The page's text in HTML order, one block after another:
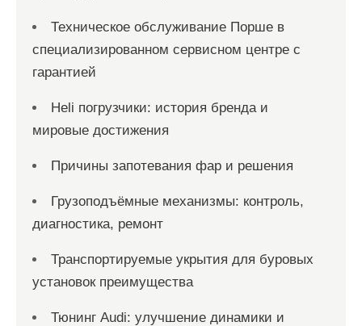
Техническое обслуживание Порше в
специализированном сервисном центре с
гарантией
Heli погрузчики: история бренда и
мировые достижения
Причины запотевания фар и решения
Грузоподъёмные механизмы: контроль,
диагностика, ремонт
Транспортируемые укрытия для буровых
установок преимущества
Тюнинг Audi: улучшение динамики и